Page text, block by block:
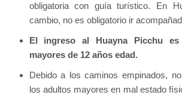
obligatoria con guía turístico. En
cambio, no es obligatorio ir
El ingreso al Huayna Picchu es
mayores de 12 años edad.
Debido a los caminos empinados,
los adultos mayores en mal estado